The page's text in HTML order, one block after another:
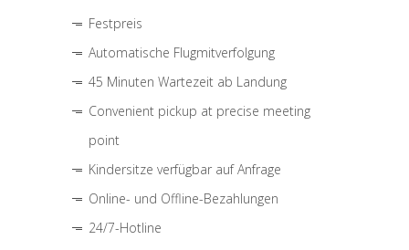
Festpreis
Automatische Flugmitverfolgung
45 Minuten Wartezeit ab Landung
Convenient pickup at precise meeting
point
Kindersitze verfügbar auf Anfrage
Online- und Offline-Bezahlungen
24/7-Hotline